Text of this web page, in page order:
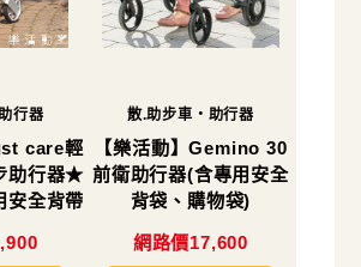
行器
care輕
助行器★
安全背帶
袋1件★
散.助步車・助行器
【樂活動】Gemino 30
前衛助行器(含專用安全
背袋、購物袋)
網路價17,600